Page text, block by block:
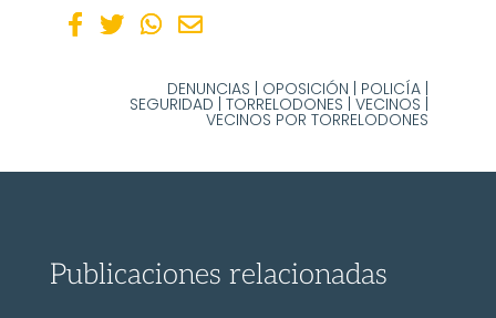
DENUNCIAS OPOSICIÓN POLICÍA
SEGURIDAD |TORRELODONES |VECINOS
VECINOS POR TORRELODONES
Publicaciones relacionadas